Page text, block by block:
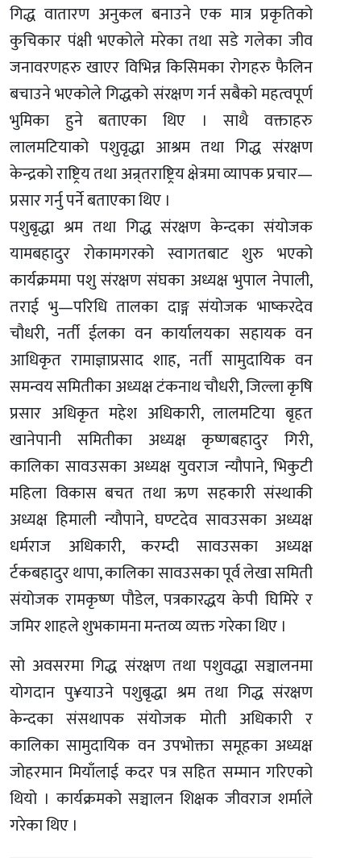
गिद्ध वातारण अनुकल बनाउने एक मात्र प्रकृतिको
कुचिकार पंक्षी भएकोले मरेका तथा सडे गलेका जीव
जनावरणहरु खाएर विभिन्न किसिमका रोगहरु फैलिन
बचाउने भएकोले गिद्धको संरक्षण गर्न सबैको महत्वपूर्ण
भुमिका हुने बताएका थिए । साथै वक्ताहरु
लालमटियाको पशुवृद्धा आश्रम तथा गिद्ध संरक्षण
केन्द्रको राष्ट्रिय तथा अन्र्तराष्ट्रिय क्षेत्रमा व्यापक प्रचार—
प्रसार गर्नु पर्ने बताएका थिए ।
पशुबृद्धा श्रम तथा गिद्ध संरक्षण केन्दका संयोजक
यामबहादुर रोकामगरको स्वागतबाट शुरु भएको
कार्यक्रममा पशु संरक्षण संघका अध्यक्ष भुपाल नेपाली,
तराई भु—परिधि तालका दाङ्ग संयोजक भाष्करदेव
चौधरी, नर्ती ईलका वन कार्यालयका सहायक वन
आधिकृत रामाज्ञाप्रसाद शाह, नर्ती सामुदायिक वन
समन्वय समितीका अध्यक्ष टंकनाथ चौधरी, जिल्ला कृषि
प्रसार अधिकृत महेश अधिकारी, लालमटिया बृहत
खानेपानी समितीका अध्यक्ष कृष्णबहादुर गिरी,
कालिका सावउसका अध्यक्ष युवराज न्यौपाने, भिकुटी
महिला विकास बचत तथा ऋण सहकारी संस्थाकी
अध्यक्ष हिमाली न्यौपाने, घण्टदेव सावउसका अध्यक्ष
धर्मराज अधिकारी, करम्दी सावउसका अध्यक्ष
र्टकबहादुर थापा, कालिका सावउसका पूर्व लेखा समिती
संयोजक रामकृष्ण पौडेल, पत्रकारद्धय केपी घिमिरे र
जमिर शाहले शुभकामना मन्तव्य व्यक्त गरेका थिए ।
सो अवसरमा गिद्ध संरक्षण तथा पशुवद्धा सञ्चालनमा
योगदान पु¥याउने पशुबृद्धा श्रम तथा गिद्ध संरक्षण
केन्दका संसथापक संयोजक मोती अधिकारी र
कालिका सामुदायिक वन उपभोक्ता समूहका अध्यक्ष
जोहरमान मियाँलाई कदर पत्र सहित सम्मान गरिएको
थियो । कार्यक्रमको सञ्चालन शिक्षक जीवराज शर्माले
गरेका थिए ।